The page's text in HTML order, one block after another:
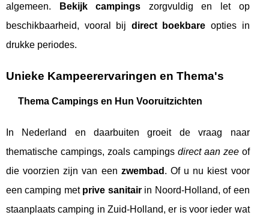
algemeen.
Bekijk campings zorgvuldig en let op
beschikbaarheid, vooral bij direct boekbare opties in
drukke periodes.
Unieke Kampeerervaringen en Thema's
Thema Campings en Hun Vooruitzichten
In Nederland en daarbuiten groeit de vraag naar
thematische campings, zoals campings direct aan zeeof
die voorzien zijn van een zwembad . Of u nu kiest voor
een camping met prive sanitairin Noord-Holland, of een
staanplaats camping in Zuid-Holland, er is voor ieder wat